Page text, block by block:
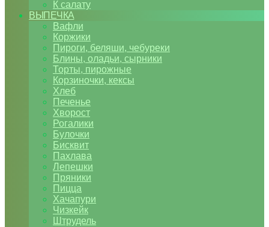
К салату
ВЫПЕЧКА
Вафли
Коржики
Пироги, беляши, чебуреки
Блины, оладьи, сырники
Торты, пирожные
Корзиночки, кексы
Хлеб
Печенье
Хворост
Рогалики
Булочки
Бисквит
Пахлава
Лепешки
Пряники
Пицца
Хачапури
Чизкейк
Штрудель